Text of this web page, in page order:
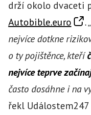
drží okolo dvaceti
Autobible.euro
. „
nejvíce dotkne
o ty pojištěnce, kteří
nejvíce teprve
často dosáhne i na
řekl